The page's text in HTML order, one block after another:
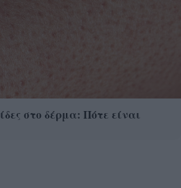
στο δέρμα: Πότε είναι